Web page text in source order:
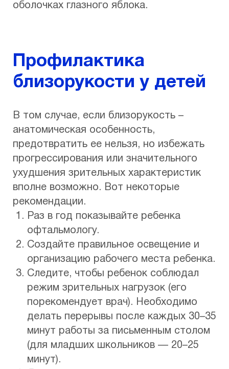
оболочках глазного яблока.
Профилактика
близорукости у детей
В том случае, если близорукость –
анатомическая особенность,
предотвратить ее нельзя, но избежать
прогрессирования или значительного
ухудшения зрительных характеристик
вполне возможно. Вот некоторые
рекомендации.
Раз в год показывайте ребенка
офтальмологу.
Создайте правильное освещение и
организацию рабочего места ребенка.
Следите, чтобы ребенок соблюдал
режим зрительных нагрузок (его
порекомендует врач). Необходимо
делать перерывы после каждых 30–35
минут работы за письменным столом
(для младших школьников — 20–25
минут).